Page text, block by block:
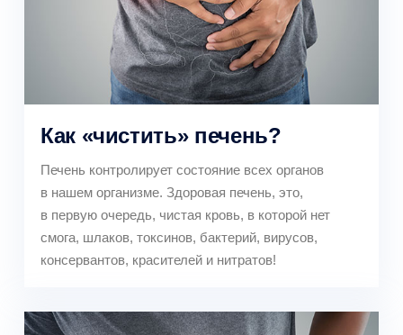
Как «чистить» печень?
Печень контролирует состояние всех органов
в нашем организме. Здоровая печень, это,
в первую очередь, чистая кровь, в которой нет
смога, шлаков, токсинов, бактерий, вирусов,
консервантов, красителей и нитратов!